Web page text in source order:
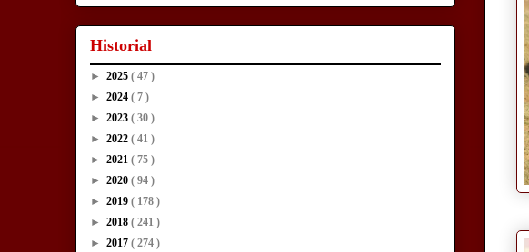
Historial
► 2025 ( 47 )
► 2024 ( 7 )
► 2023 ( 30 )
► 2022 ( 41 )
► 2021 ( 75 )
► 2020 ( 94 )
► 2019 ( 178 )
► 2018 ( 241 )
► 2017 ( 274 )